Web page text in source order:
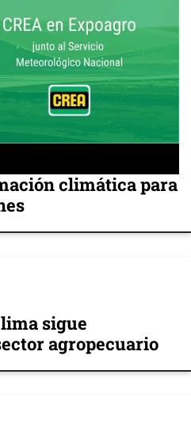
climática para
sigue
agropecuario